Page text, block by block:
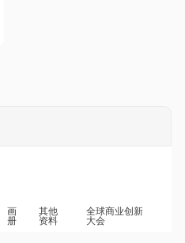
画
册
其他
资料
全球商业创新
大会